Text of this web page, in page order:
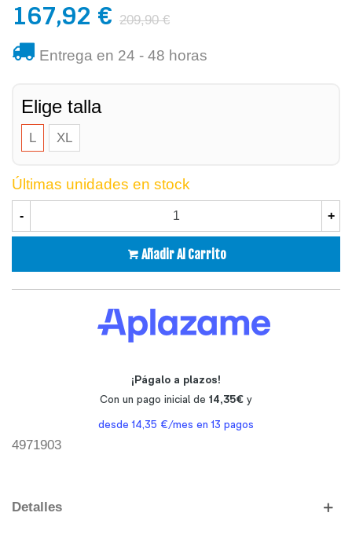
167,92 € 209,90 €
Entrega en 24 - 48 horas
Elige talla
L XL
Últimas unidades en stock
- +
Añadir Al Carrito
4971903
Detalles